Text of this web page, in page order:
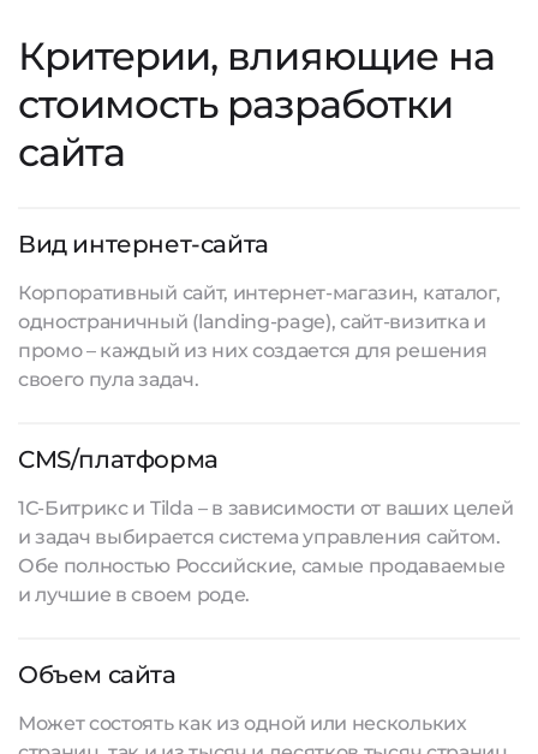
Критерии, влияющие на
стоимость разработки
сайта
Вид интернет-сайта
Корпоративный сайт, интернет-магазин, каталог,
одностраничный (landing-page), сайт-визитка и
промо – каждый из них создается для решения
своего пула задач.
CMS/платформа
1С-Битрикс и Tilda – в зависимости от ваших целей
и задач выбирается система управления сайтом.
Обе полностью Российские, самые продаваемые
и лучшие в своем роде.
Объем сайта
Может состоять как из одной или нескольких